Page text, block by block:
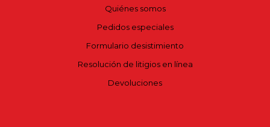
Quiénes somos
Pedidos especiales
Formulario desistimiento
Resolución de litigios en línea
Devoluciones